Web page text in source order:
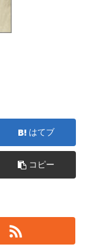
はてブ
コピー